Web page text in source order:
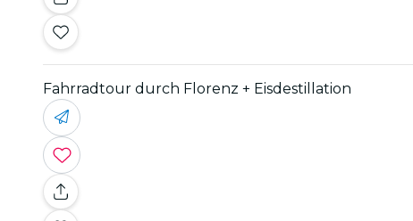
Fahrradtour durch Florenz + Eisdestillation